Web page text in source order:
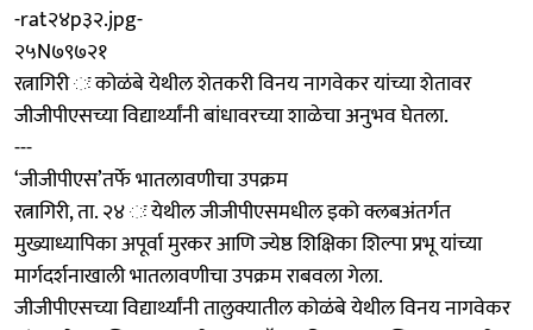
-rat२४p३२.jpg-
२५N७९७२१
रत्नागिरी ः कोळंबे येथील शेतकरी विनय नागवेकर यांच्या शेतावर
जीजीपीएसच्या विद्यार्थ्यांनी बांधावरच्या शाळेचा अनुभव घेतला.
---
‘जीजीपीएस’तर्फे भातलावणीचा उपक्रम
रत्नागिरी, ता. २४ ः येथील जीजीपीएसमधील इको क्लबअंतर्गत
मुख्याध्यापिका अपूर्वा मुरकर आणि ज्येष्ठ शिक्षिका शिल्पा प्रभू यांच्या
मार्गदर्शनाखाली भातलावणीचा उपक्रम राबवला गेला.
जीजीपीएसच्या विद्यार्थ्यांनी तालुक्यातील कोळंबे येथील विनय नागवेकर